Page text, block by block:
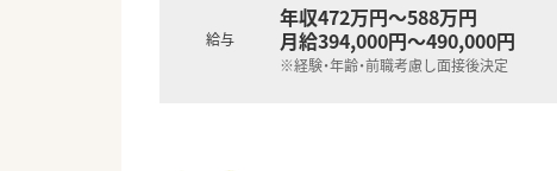
給与
年収472万円～588万円
月給394,000円～490,000円
※経験・年齢・前職考慮し面接後決定